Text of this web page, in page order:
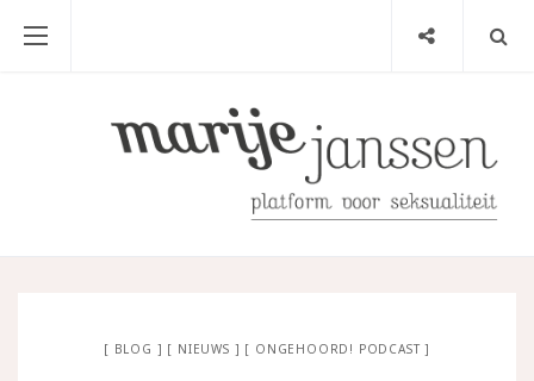
BLOG NIEUWS ONGEHOORD! PODCAST